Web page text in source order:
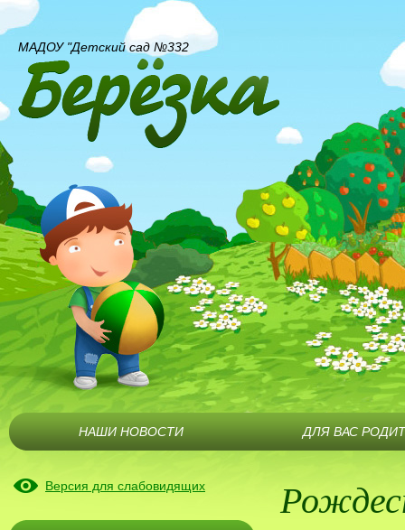
Версия для слабовидящих
МАДОУ "Детский сад №332
НАШИ НОВОСТИ ДЛЯ ВАС